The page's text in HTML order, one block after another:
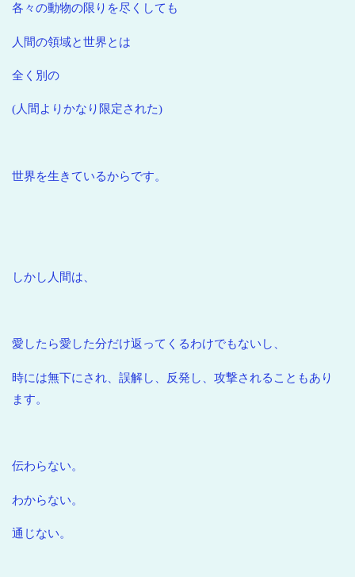
各々の動物の限りを尽くしても
人間の領域と世界とは
全く別の
(人間よりかなり限定された)
世界を生きているからです。
しかし人間は、
愛したら愛した分だけ返ってくるわけでもないし、
時には無下にされ、誤解し、反発し、攻撃されることもあり
ます。
伝わらない。
わからない。
通じない。